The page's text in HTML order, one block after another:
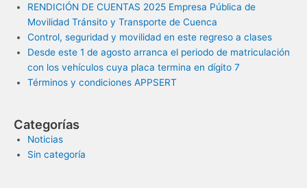
RENDICIÓN DE CUENTAS 2025 Empresa Pública de
Movilidad Tránsito y Transporte de Cuenca
Control, seguridad y movilidad en este regreso a clases
Desde este 1 de agosto arranca el periodo de matriculación
con los vehículos cuya placa termina en dígito 7
Términos y condiciones APPSERT
Categorías
Noticias
Sin categoría